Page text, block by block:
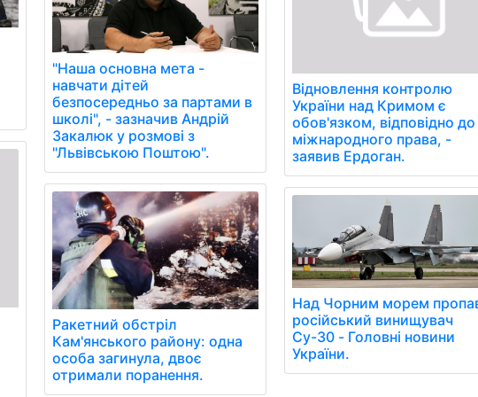
"Наша основна мета -
навчати дітей
безпосередньо за партами в
школі", - зазначив Андрій
Закалюк у розмові з
"Львівською Поштою".
Ракетний обстріл
Кам'янського району: одна
особа загинула, двоє
отримали поранення.
Відновлення контролю
України над Кримом є
обов'язком, відповідно до
міжнародного права, -
заявив Ердоган.
Над Чорним морем
російський винищувач
Су-30 - Головні новини
України.